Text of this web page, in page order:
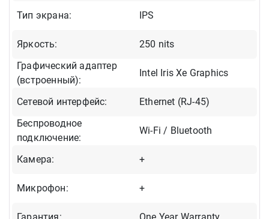
Тип экрана: IPS
Яркость:
250 nits
Графический адаптер
(встроенный):
Intel Iris Xe Graphics
Сетевой интерфейс:
Ethernet (RJ-45)
Беспроводное
подключение:
Wi-Fi / Bluetooth
Камера: +
Микрофон: +
Гарантия: One Year Warranty